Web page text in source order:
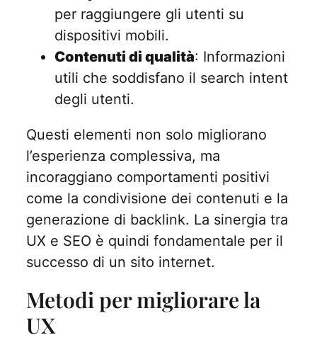
per raggiungere gli utenti su
dispositivi mobili.
Contenuti di qualità: Informazioni
utili che soddisfano il search intent
degli utenti.
Questi elementi non solo migliorano
l’esperienza complessiva, ma
incoraggiano comportamenti positivi
come la condivisione dei contenuti e la
generazione di backlink. La sinergia tra
UX e SEO è quindi fondamentale per il
successo di un sito internet.
Metodi per migliorare la
UX